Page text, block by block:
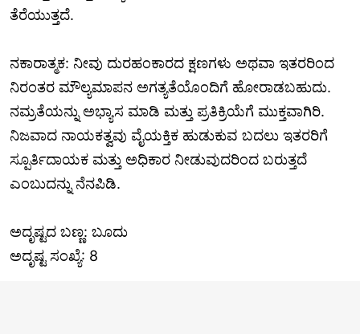
ತೆರೆಯುತ್ತದೆ.
ನಕಾರಾತ್ಮಕ: ನೀವು ದುರಹಂಕಾರದ ಕ್ಷಣಗಳು ಅಥವಾ ಇತರರಿಂದ
ನಿರಂತರ ಮೌಲ್ಯಮಾಪನ ಅಗತ್ಯತೆಯೊಂದಿಗೆ ಹೋರಾಡಬಹುದು.
ನಮ್ರತೆಯನ್ನು ಅಭ್ಯಾಸ ಮಾಡಿ ಮತ್ತು ಪ್ರತಿಕ್ರಿಯೆಗೆ ಮುಕ್ತವಾಗಿರಿ.
ನಿಜವಾದ ನಾಯಕತ್ವವು ವೈಯಕ್ತಿಕ ಹುಡುಕುವ ಬದಲು ಇತರರಿಗೆ
ಸ್ಪೂರ್ತಿದಾಯಕ ಮತ್ತು ಅಧಿಕಾರ ನೀಡುವುದರಿಂದ ಬರುತ್ತದೆ
ಎಂಬುದನ್ನು ನೆನಪಿಡಿ.
ಅದೃಷ್ಟದ ಬಣ್ಣ: ಬೂದು
ಅದೃಷ್ಟ ಸಂಖ್ಯೆ: 8